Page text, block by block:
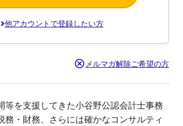
他アカウントで登録したい方
メルマガ解除ご希望の方
等を支援してきた小谷野公認会計士事務
務・財務、さらには確かなコンサルティ